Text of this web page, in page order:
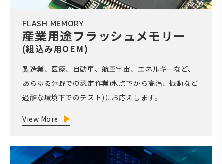
FLASH MEMORY
産業用途フラッシュメモリー
(組込み用OEM)
製造業、医療、自動車、航空宇宙、エネルギーなど、
あらゆる分野での認定作業(氷点下から高温、振動など
過酷な環境下でのテスト)にお応えします。
View More